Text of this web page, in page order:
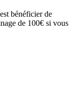
bénéficier de
de 100€ si vous